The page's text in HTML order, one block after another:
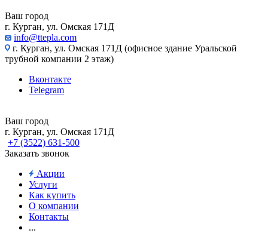
Ваш город
г. Курган, ул. Омская 171Д
info@ttepla.com
г. Курган, ул. Омская 171Д (офисное здание Уральской
трубной компании 2 этаж)
Вконтакте
Telegram
Ваш город
г. Курган, ул. Омская 171Д
+7 (3522) 631-500
Заказать звонок
Акции
Услуги
Как купить
О компании
Контакты
...